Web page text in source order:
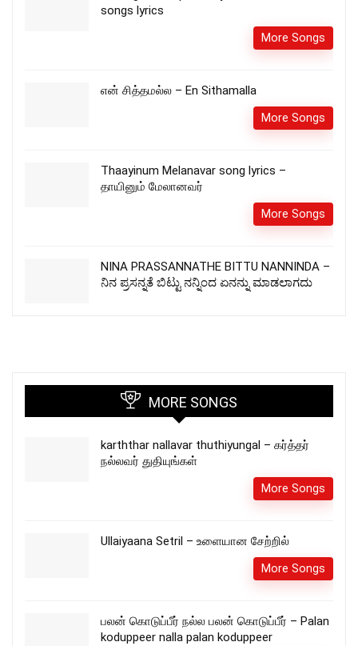
songs lyrics
More Songs
என் சித்தமல்ல – En Sithamalla
More Songs
Thaayinum Melanavar song lyrics –
தாயினும் மேலானவர்
More Songs
NINA PRASSANNATHE BITTU NANNINDA –
ನಿನ ಪ್ರಸನ್ನತೆ ಬಿಟ್ಟು ನನ್ನಿಂದ ಏನನ್ನು ಮಾಡಲಾಗದು
MORE SONGS
karththar nallavar thuthiyungal – கர்த்தர்
நல்லவர் துதியுங்கள்
More Songs
Ullaiyaana Setril – உளையான சேற்றில்
More Songs
பலன் கொடுப்பீர் நல்ல பலன் கொடுப்பீர் – Palan
koduppeer nalla palan koduppeer